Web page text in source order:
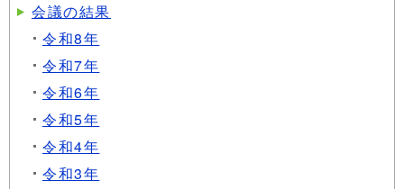
会議の結果
令和8年
令和7年
令和6年
令和5年
令和4年
令和3年